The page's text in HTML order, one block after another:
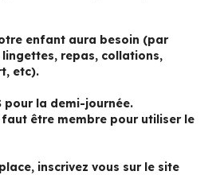
enfant aura besoin (par
lingettes, repas, collations,
etc).
pour la demi-journée.
faut être membre pour utiliser le
inscrivez vous sur le site